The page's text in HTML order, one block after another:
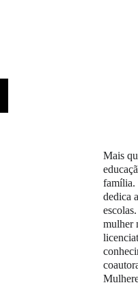
Mais
família.
dedica
mulher